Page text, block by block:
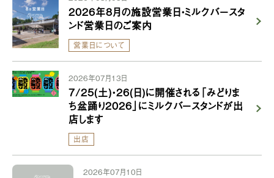
2026年8月の施設営業日・ミルクバースタ
ンド営業日のご案内
営業日について
2026年07月13日
7/25(土)・26(日)に開催される「みどりま
ち盆踊り2026」にミルクバースタンドが出
店します
出店
2026年07月10日